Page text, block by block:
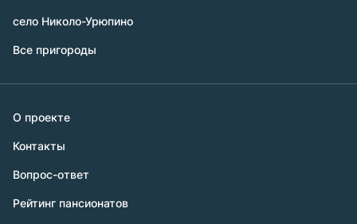
село Николо-Урюпино
Все пригороды
О проекте
Контакты
Вопрос-ответ
Рейтинг пансионатов